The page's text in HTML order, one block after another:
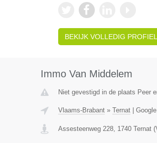
BEKIJK VOLLEDIG PROFIEL
Immo Van Middelem
Niet gevestigd in de plaats Peer
Vlaams-Brabant» Ternat|
Assesteenweg 228, 1740 Ternat(